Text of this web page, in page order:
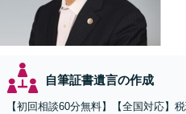
自筆証書遺言の作成
【初回相談60分無料】【全国対応】